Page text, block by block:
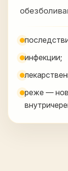
инфекции;
реже —